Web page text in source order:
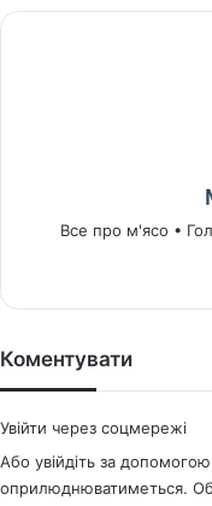
Все про м'ясо •
Коментувати
Увійти через соцмережі
Або увійдіть за
оприлюднюватиметься.